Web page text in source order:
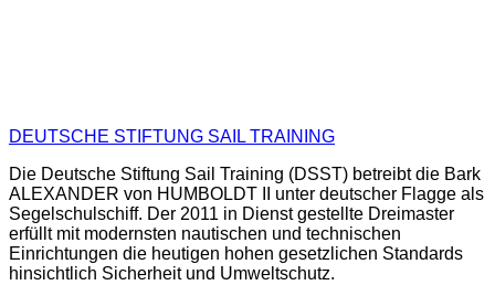
DEUTSCHE STIFTUNG SAIL TRAINING
Die Deutsche Stiftung Sail Training (DSST) betreibt die Bark
ALEXANDER von HUMBOLDT II unter deutscher Flagge als
Segelschulschiff. Der 2011 in Dienst gestellte Dreimaster
erfüllt mit modernsten nautischen und technischen
Einrichtungen die heutigen hohen gesetzlichen Standards
hinsichtlich Sicherheit und Umweltschutz.